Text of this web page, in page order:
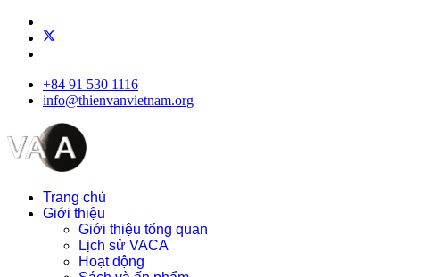
+84 91 530 1116
info@thienvanvietnam.org
Trang chủ
Giới thiệu
Giới thiệu tổng quan
Lịch sử VACA
Hoạt động